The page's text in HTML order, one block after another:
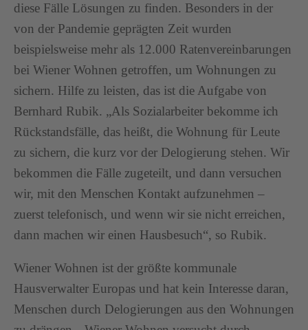
diese Fälle Lösungen zu finden. Besonders in der
von der Pandemie geprägten Zeit wurden
beispielsweise mehr als 12.000 Ratenvereinbarungen
bei Wiener Wohnen getroffen, um Wohnungen zu
sichern. Hilfe zu leisten, das ist die Aufgabe von
Bernhard Rubik. „Als Sozialarbeiter bekomme ich
Rückstandsfälle, das heißt, die Wohnung für Leute
zu sichern, die kurz vor der Delogierung stehen. Wir
bekommen die Fälle zugeteilt, und dann versuchen
wir, mit den Menschen Kontakt aufzunehmen –
zuerst telefonisch, und wenn wir sie nicht erreichen,
dann machen wir einen Hausbesuch“, so Rubik.
Wiener Wohnen ist der größte kommunale
Hausverwalter Europas und hat kein Interesse daran,
Menschen durch Delogierungen aus den Wohnungen